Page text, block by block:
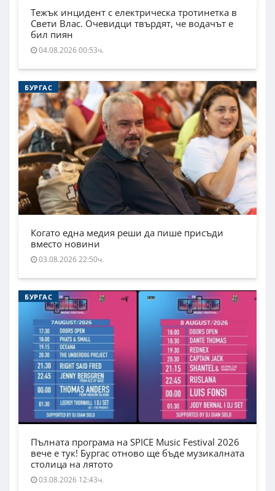
Тежък инцидент с електрическа тротинетка в
Свети Влас. Очевидци твърдят, че водачът е
бил пиян
04.08.2026 00:53ч.
БУРГАС
Когато една медия реши да пише присъди
вместо новини
03.08.2026 22:50ч.
БУРГАС
Пълната програма на SPICE Music Festival 2026
вече е тук! Бургас отново ще бъде музикалната
столица на лятото
03.08.2026 12:43ч.